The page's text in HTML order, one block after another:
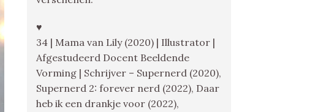
♥
34 | Mama van Lily (2020) | Illustrator |
Afgestudeerd Docent Beeldende
Vorming | Schrijver – Supernerd (2020),
Supernerd 2: forever nerd (2022), Daar
heb ik een drankje voor (2022),